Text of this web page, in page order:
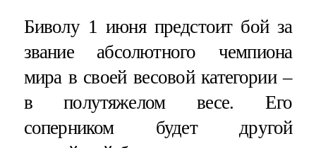
Биволу 1 июня предстоит бой за
звание абсолютного чемпиона
мира в своей весовой категории –
в полутяжелом весе. Его
соперником будет другой